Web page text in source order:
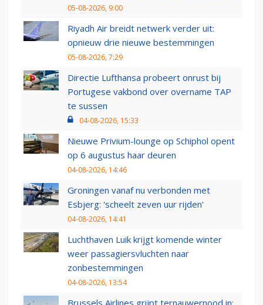
05-08-2026, 9:00
Riyadh Air breidt netwerk verder uit:
opnieuw drie nieuwe bestemmingen
05-08-2026, 7:29
Directie Lufthansa probeert onrust bij
Portugese vakbond over overname TAP
te sussen
04-08-2026, 15:33
Nieuwe Privium-lounge op Schiphol opent
op 6 augustus haar deuren
04-08-2026, 14:46
Groningen vanaf nu verbonden met
Esbjerg: 'scheelt zeven uur rijden'
04-08-2026, 14:41
Luchthaven Luik krijgt komende winter
weer passagiersvluchten naar
zonbestemmingen
04-08-2026, 13:54